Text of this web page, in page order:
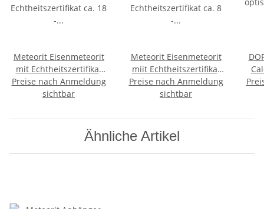
Meteorit Eisenmeteorit
mit Echtheitszertifikat
ca. 18 - 20 mm ca. 4-5 g
Preise nach Anmeldung
sichtbar
Meteorit Eisenmeteorit
miit Echtheitszertifikat
ca. 8 - 12 mm ca. 1 - 2 g
Preise nach Anmeldung
sichtbar
Ähnliche Artikel